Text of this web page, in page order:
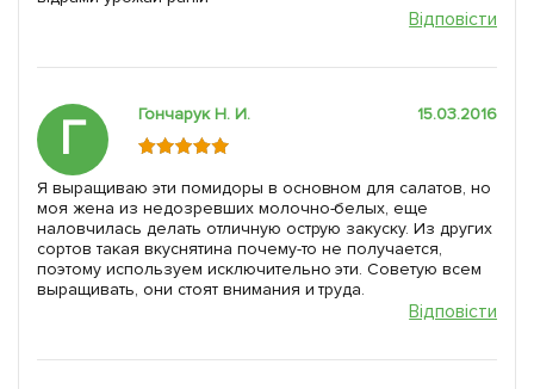
Відповісти
Г Гончарук Н. И. 15.03.2016
Я выращиваю эти помидоры в основном для салатов, но
моя жена из недозревших молочно-белых, еще
наловчилась делать отличную острую закуску. Из других
сортов такая вкуснятина почему-то не получается,
поэтому используем исключительно эти. Советую всем
выращивать, они стоят внимания и труда.
Відповісти